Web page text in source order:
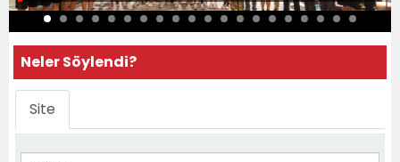
Neler Söylendi?
Site